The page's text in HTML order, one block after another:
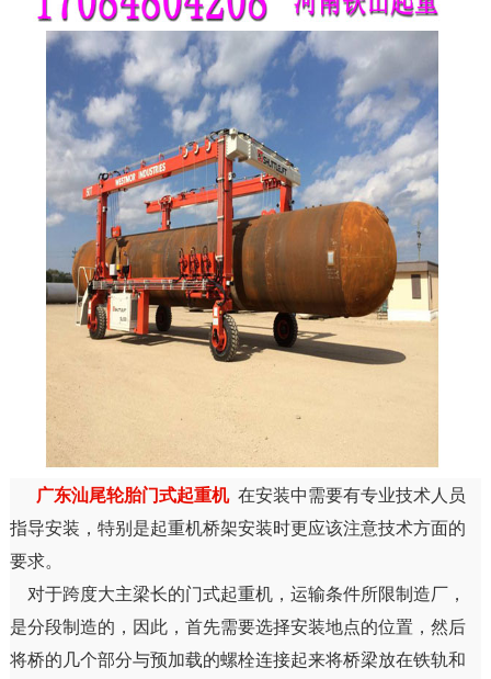
广东汕尾轮胎门式起重机 在安装中需要有专业技术人员
指导安装，特别是起重机桥架安装时更应该注意技术方面的
要求。
对于跨度大主梁长的门式起重机，运输条件所限制造厂，
是分段制造的，因此，首先需要选择安装地点的位置，然后
将桥的几个部分与预加载的螺栓连接起来将桥梁放在铁轨和